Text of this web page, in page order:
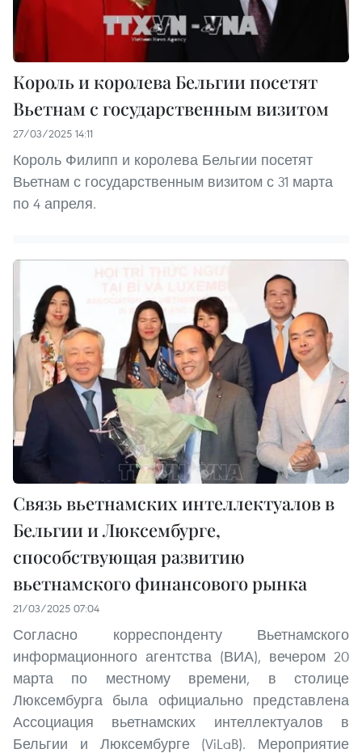
Король и королева Бельгии посетят
Вьетнам с государственным визитом
27/03/2025 14:11
Король Филипп и королева Бельгии посетят
Вьетнам с государственным визитом с 31 марта
по 4 апреля.
Связь вьетнамских интеллектуалов в
Бельгии и Люксембурге,
способствующая развитию
вьетнамского финансового рынка
21/03/2025 07:04
Согласно корреспонденту Вьетнамского
информационного агентства (ВИА), вечером 20
марта по местному времени, в столице
Люксембурга была официально представлена
Ассоциация вьетнамских интеллектуалов в
Бельгии и Люксембурге (ViLaB). Мероприятие